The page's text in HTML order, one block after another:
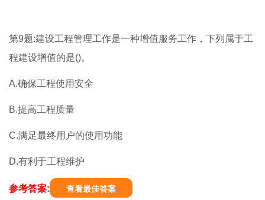
第9题:建设工程管理工作是一种增值服务工作，下列属于工
程建设增值的是()。
A.确保工程使用安全
B.提高工程质量
C.满足最终用户的使用功能
D.有利于工程维护
参考答案: 查看最佳答案